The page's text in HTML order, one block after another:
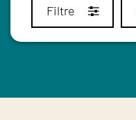
Filtre